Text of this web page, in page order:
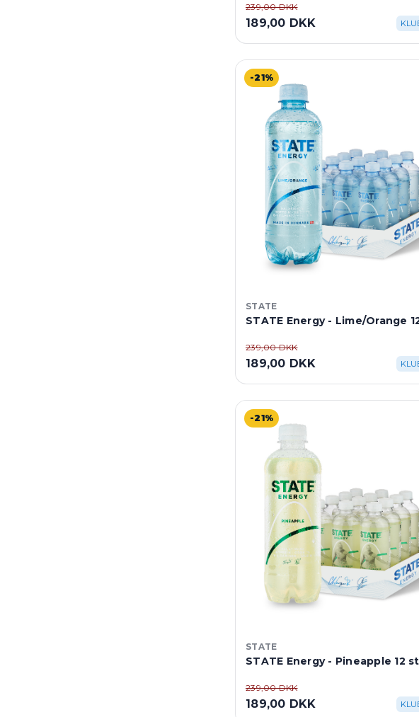
239,00 DKK
189,00 DKK
-21%
STATE
STATE Energy - Lime/Orange
239,00 DKK
189,00 DKK
-21%
STATE
STATE Energy - Pineapple 12
239,00 DKK
189,00 DKK